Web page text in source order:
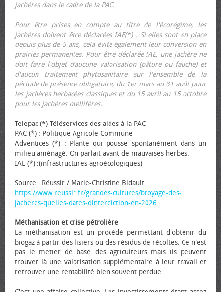
jachères dans le cadre de la PAC.
Pour être prises en compte au titre de l'écorégime, les
jachères doivent être déclarées IAE(*) . Si elles sont en place
depuis plus de 5 ans, cela évite également leur conversion en
prairies permanentes. Pour être déclarée IAE, une jachère ne
doit faire l'objet d’aucune valorisation (pâture ou fauche) et
d'aucun traitement phytosanitaire sur l'ensemble de la
période de présence obligatoire, du 1er mars au 31 août pour
les jachères herbacées classiques et du 15 avril au 15 octobre
pour les jachères mellifères.
Telepac (*) Téléservices des aides à la PAC
PAC (*) : Politique Agricole Commune
Adventices (*) : Plante qui pousse spontanément dans un
milieu aménagé. On parlait avant de mauvaises herbes.
IAE (*) :(infrastructures agroécologiques)
Source : Réussir / Marie-Christine Bidault
https://www.reussir.fr/grandes-cultures/broyage-des-
jacheres-quelles-dates-dinterdiction-en-2026
Méthanisation et crise pétrolière
La méthanisation est un procédé permettant d'obtenir du
biogaz à partir des lisiers ou des résidus de récoltes. Ce n'est
pas le métier de base des agriculteurs mais ils peuvent
trouver là une valorisation supplémentaire à leur travail et
retrouver une rentabilité bien souvent perdue.